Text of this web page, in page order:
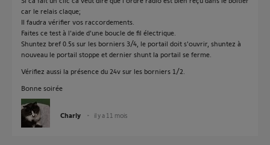
car le relais claque;
Il faudra vérifier vos raccordements.
Faites ce test à l'aide d'une boucle de fil électrique.
Shuntez bref 0.5s sur les borniers 3/4, le portail doit s'ouvrir, shuntez à
nouveau le portail stoppe et dernier shunt la portail se ferme.
Vérifiez aussi la présence du 24v sur les borniers 1/2.
Bonne soirée
Charly il y a 11 mois